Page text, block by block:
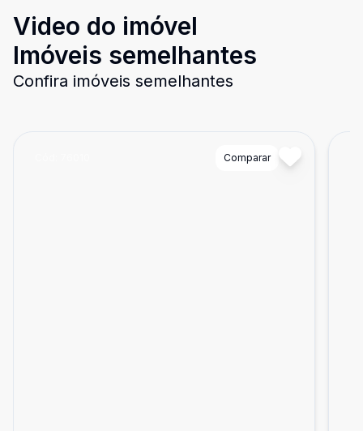
Video do imóvel
Imóveis semelhantes
Confira imóveis semelhantes
Comparar